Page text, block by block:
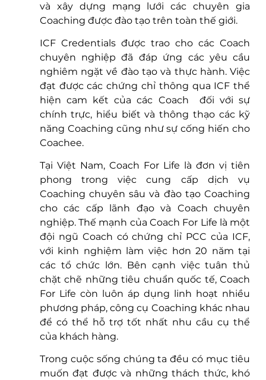
và xây dựng mạng lưới các chuyên gia
Coaching được đào tạo trên toàn thế giới.
ICF Credentials được trao cho các Coach
chuyên nghiệp đã đáp ứng các yêu cầu
nghiêm ngặt về đào tạo và thực hành. Việc
đạt được các chứng chỉ thông qua ICF thể
hiện cam kết của các Coach  đối với sự
chính trực, hiểu biết và thông thạo các kỹ
năng Coaching cũng như sự cống hiến cho
Coachee.
Tại Việt Nam, Coach For Life là đơn vị tiên
phong trong việc cung cấp dịch vụ
Coaching chuyên sâu và đào tạo Coaching
cho các cấp lãnh đạo và Coach chuyên
nghiệp. Thế mạnh của Coach For Life là một
đội ngũ Coach có chứng chỉ PCC của ICF,
với kinh nghiệm làm việc hơn 20 năm tại
các tổ chức lớn. Bên cạnh việc tuân thủ
chặt chẽ những tiêu chuẩn quốc tế, Coach
For Life còn luôn áp dụng linh hoạt nhiều
phương pháp, công cụ Coaching khác nhau
để có thể hỗ trợ tốt nhất nhu cầu cụ thể
của khách hàng.
Trong cuộc sống chúng ta đều có mục tiêu
muốn đạt được và những thách thức, khó